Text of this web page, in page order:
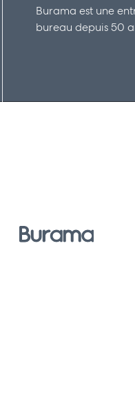
Burama est une
bureau depuis 50